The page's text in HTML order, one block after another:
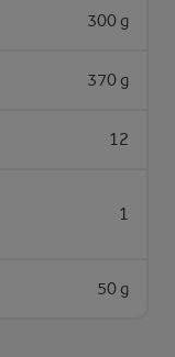
300 g
370 g
12
1
50 g